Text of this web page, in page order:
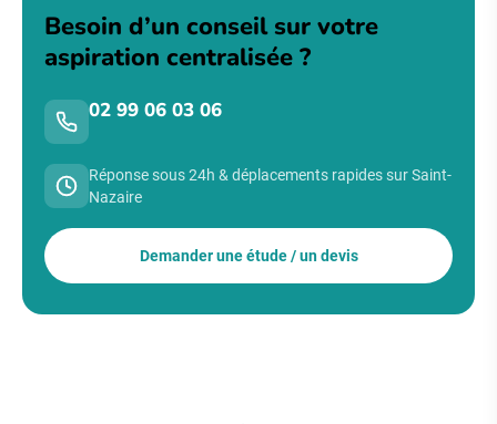
Besoin d’un conseil sur votre
aspiration centralisée ?
02 99 06 03 06
Réponse sous 24h & déplacements rapides sur Saint-
Nazaire
Demander une étude / un devis